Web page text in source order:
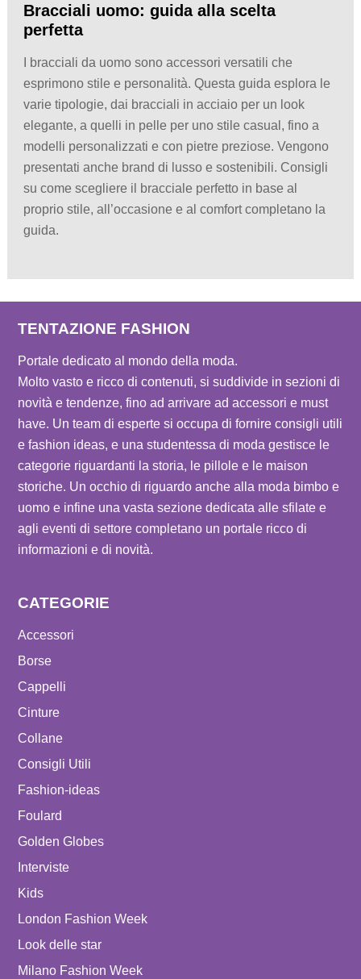
Bracciali uomo: guida alla scelta
perfetta
I bracciali da uomo sono accessori versatili che
esprimono stile e personalità. Questa guida esplora le
varie tipologie, dai bracciali in acciaio per un look
elegante, a quelli in pelle per uno stile casual, fino a
modelli personalizzati e con pietre preziose. Vengono
presentati anche brand di lusso e sostenibili. Consigli
su come scegliere il bracciale perfetto in base al
proprio stile, all’occasione e al comfort completano la
guida.
TENTAZIONE FASHION
Portale dedicato al mondo della moda.
Molto vasto e ricco di contenuti, si suddivide in sezioni di
novità e tendenze, fino ad arrivare ad accessori e must
have. Un team di esperte si occupa di fornire consigli utili
e fashion ideas, e una studentessa di moda gestisce le
categorie riguardanti la storia, le pillole e le maison
storiche. Un occhio di riguardo anche alla moda bimbo e
uomo e infine una vasta sezione dedicata alle sfilate e
agli eventi di settore completano un portale ricco di
informazioni e di novità.
CATEGORIE
Accessori
Borse
Cappelli
Cinture
Collane
Consigli Utili
Fashion-ideas
Foulard
Golden Globes
Interviste
Kids
London Fashion Week
Look delle star
Milano Fashion Week